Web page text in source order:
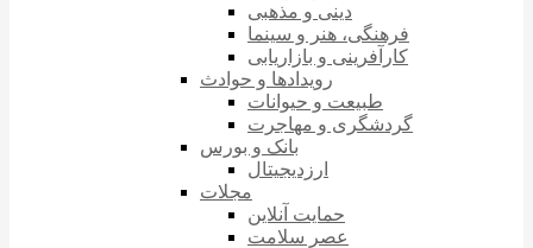
دینی و مذهبی
فرهنگی، هنر و سینما
کارآفرینی و بازاریابی
رویدادها و حوادث
طبیعت و حیوانات
گردشگری و مهاجرت
بانک و بورس
ارزدیجیتال
مجلات
حمایت آنلاین
عصر سلامت